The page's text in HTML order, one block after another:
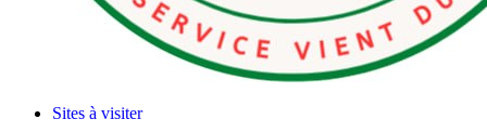
Sites à visiter